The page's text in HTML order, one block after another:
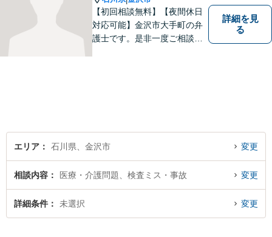
【初回相談無料】【夜間休日
対応可能】金沢市大手町の弁
護士です。是非一度ご相談く
詳細を見
る
エリア 石川県、金沢市 変更
相談内容 医療・介護問題、検査ミス・事故 変更
詳細条件 未選択 変更